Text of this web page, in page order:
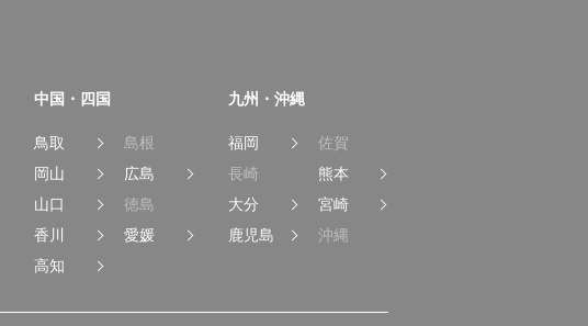
中国・四国
鳥取
島根
岡山
広島
山口
徳島
香川
愛媛
高知
九州・沖縄
福岡
佐賀
長崎
熊本
大分
宮崎
鹿児島
沖縄